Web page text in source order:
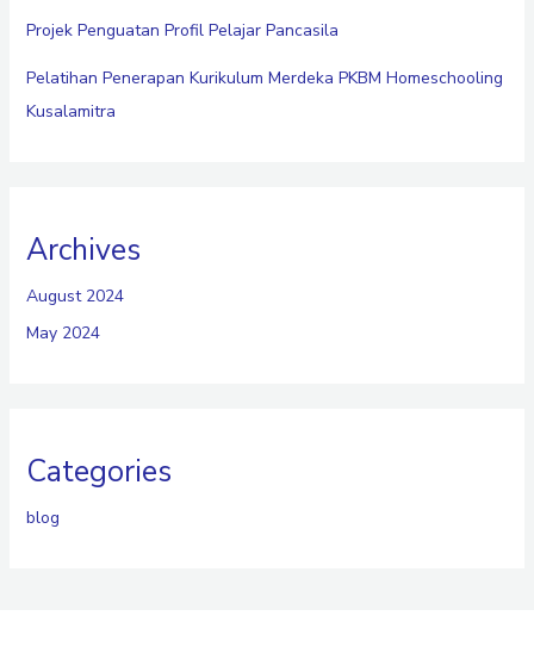
Projek Penguatan Profil Pelajar Pancasila
Pelatihan Penerapan Kurikulum Merdeka PKBM Homeschooling
Kusalamitra
Archives
August 2024
May 2024
Categories
blog